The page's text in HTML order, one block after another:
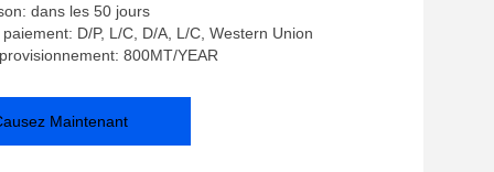
dans les 50 jours
D/P, L/C, D/A, L/C, Western Union
800MT/YEAR
Maintenant